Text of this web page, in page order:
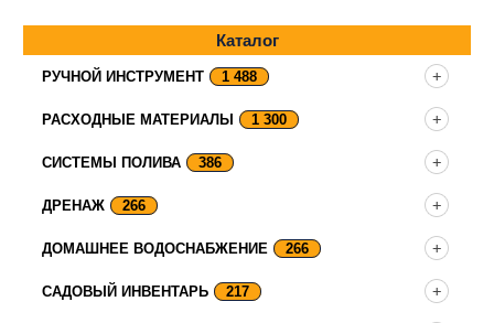
Каталог
РУЧНОЙ ИНСТРУМЕНТ 1 488
РАСХОДНЫЕ МАТЕРИАЛЫ 1 300
СИСТЕМЫ ПОЛИВА 386
ДРЕНАЖ 266
ДОМАШНЕЕ ВОДОСНАБЖЕНИЕ 266
САДОВЫЙ ИНВЕНТАРЬ 217